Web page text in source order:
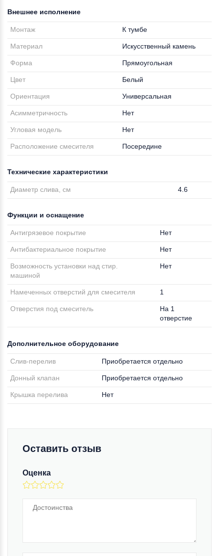
Внешнее исполнение
Монтаж К тумбе
Материал Искусственный камень
Форма Прямоугольная
Цвет Белый
Ориентация Универсальная
Асимметричность Нет
Угловая модель Нет
Расположение смесителя Посередине
Технические характеристики
Диаметр слива, см 4.6
Функции и оснащение
Антигрязевое покрытие Нет
Антибактериальное покрытие Нет
Возможность установки над стир.
машиной
Нет
Намеченных отверстий для смесителя 1
Отверстия под смеситель
На 1
отверстие
Дополнительное оборудование
Слив-перелив Приобретается отдельно
Донный клапан Приобретается отдельно
Крышка перелива Нет
Оставить отзыв
Оценка